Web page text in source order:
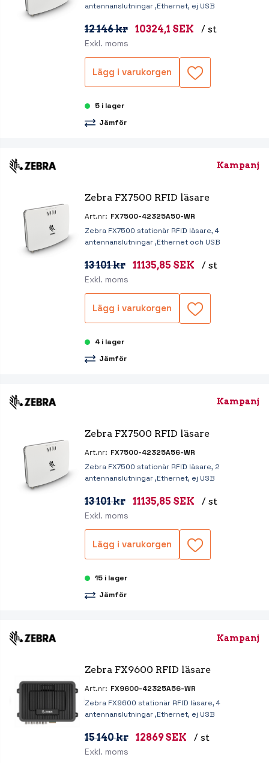
antennanslutningar ,Ethernet, ej USB
12 146 kr 10324,1 SEK / st
Exkl. moms
Lägg i varukorgen
5 i lager
Jämför
Kampanj
Zebra FX7500 RFID läsare
Art.nr: FX7500-42325A50-WR
Zebra FX7500 stationär RFID läsare, 4
antennanslutningar ,Ethernet och USB
13 101 kr 11135,85 SEK / st
Exkl. moms
Lägg i varukorgen
4 i lager
Jämför
Kampanj
Zebra FX7500 RFID läsare
Art.nr: FX7500-42325A56-WR
Zebra FX7500 stationär RFID läsare, 2
antennanslutningar ,Ethernet, ej USB
13 101 kr 11135,85 SEK / st
Exkl. moms
Lägg i varukorgen
15 i lager
Jämför
Kampanj
Zebra FX9600 RFID läsare
Art.nr: FX9600-42325A56-WR
Zebra FX9600 stationär RFID läsare, 4
antennanslutningar ,Ethernet, ej USB
15 140 kr 12869 SEK / st
Exkl. moms